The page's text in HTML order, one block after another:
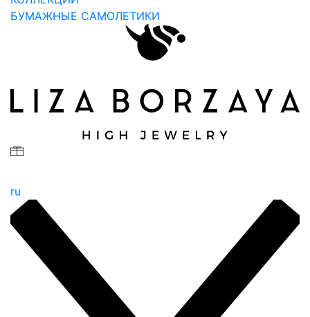
БУМАЖНЫЕ САМОЛЕТИКИ
ru